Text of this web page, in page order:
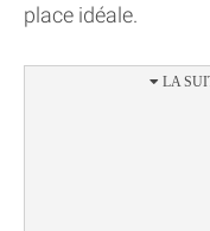
place idéale.